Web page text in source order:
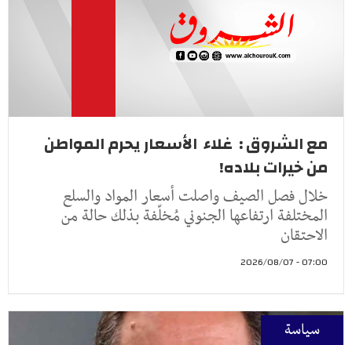
مع الشروق : غلاء الأسعار يحرم المواطن
من خيرات بلاده!
خلال فصل الصيف واصلت أسعار المواد والسلع
المختلفة ارتفاعها الجنوني مُخلّفة بذلك حالة من
الاحتقان
07:00 - 2026/08/07
سياسة